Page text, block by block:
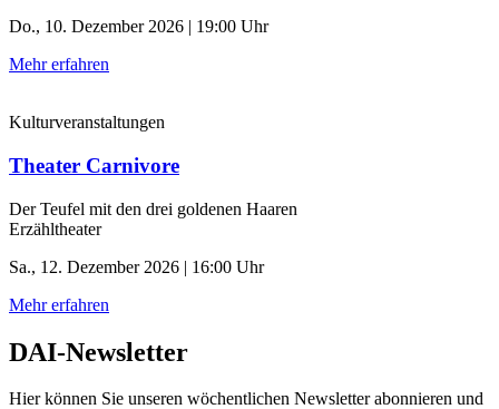
Do., 10. Dezember 2026 | 19:00 Uhr
Mehr erfahren
Kulturveranstaltungen
Theater Carnivore
Der Teufel mit den drei goldenen Haaren
Erzähltheater
Sa., 12. Dezember 2026 | 16:00 Uhr
Mehr erfahren
DAI-Newsletter
Hier können Sie unseren wöchentlichen Newsletter abonnieren und